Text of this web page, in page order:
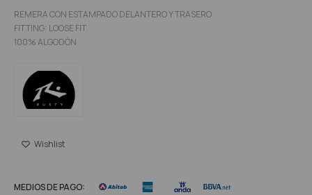
REMERA CON ESTAMPADO DELANTERO Y TRASERO
FITTING: LOOSE FIT
100% ALGODÓN
MEDIOS DE PAGO: